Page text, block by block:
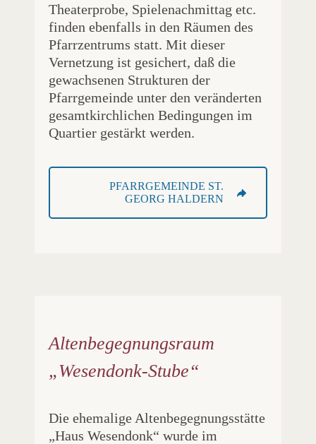
Theaterprobe, Spielenachmittag etc.
finden ebenfalls in den Räumen des
Pfarrzentrums statt. Mit dieser
Vernetzung ist gesichert, daß die
gewachsenen Strukturen der
Pfarrgemeinde unter den veränderten
gesamtkirchlichen Bedingungen im
Quartier gestärkt werden.
PFARRGEMEINDE ST.
GEORG HALDERN
Altenbegegnungsraum
„Wesendonk-Stube“
Die ehemalige Altenbegegnungsstätte
„Haus Wesendonk“ wurde im